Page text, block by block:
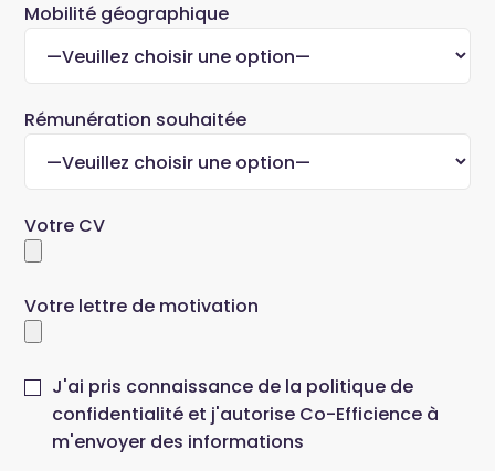
Mobilité géographique
Rémunération souhaitée
Votre CV
Votre lettre de motivation
J'ai pris connaissance de la politique de
confidentialité et j'autorise Co-Efficience à
m'envoyer des informations